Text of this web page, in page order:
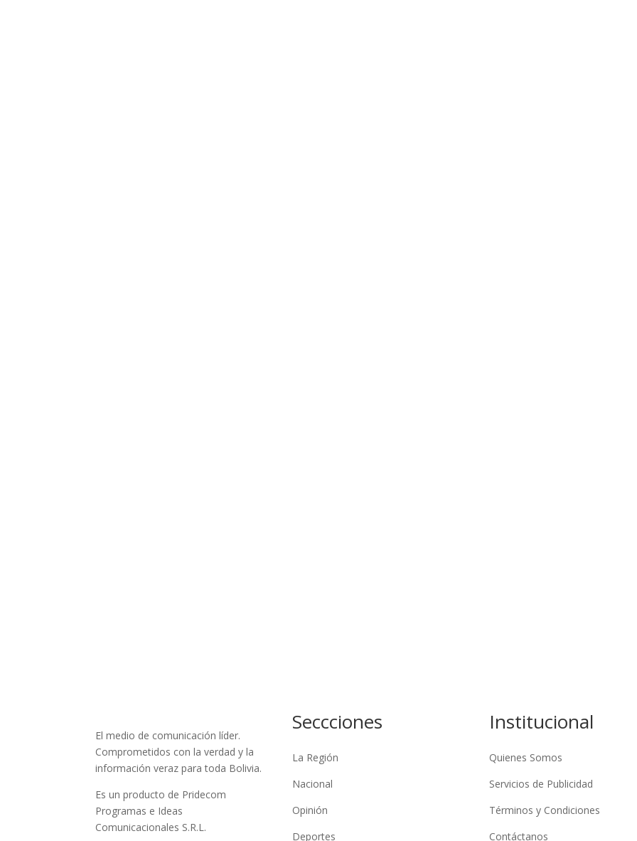
El medio de comunicación líder.
Comprometidos con la verdad y la
información veraz para toda Bolivia.
Es un producto de Pridecom
Programas e Ideas
Comunicacionales S.R.L.
Seccciones
La Región
Nacional
Opinión
Deportes
Institucional
Quienes Somos
Servicios de Publicidad
Términos y Condiciones
Contáctanos